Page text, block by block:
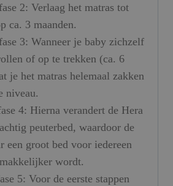
2: Verlaag het matras tot
ca. 3 maanden.
3: Wanneer je baby zichzelf
of op te trekken (ca. 6
je het matras helemaal zakken
niveau.
4: Hierna verandert de Hera
peuterbed, waardoor de
een groot bed voor iedereen
wordt.
5: Voor de eerste stappen